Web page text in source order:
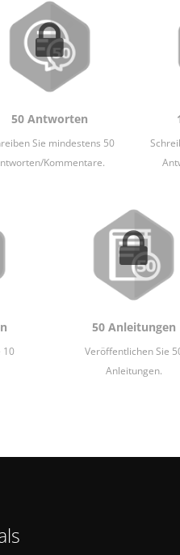
50 Antworten
Sie mindestens 50
Kommentare.
10
50 Anleitungen
Veröffentlichen Sie
Anleitungen.